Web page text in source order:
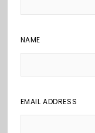
NAME
EMAIL ADDRESS